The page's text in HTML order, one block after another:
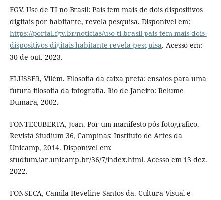
FGV. Uso de TI no Brasil: País tem mais de dois dispositivos
digitais por habitante, revela pesquisa. Disponível em:
https://portal.fgv.br/noticias/uso-ti-brasil-pais-tem-mais-dois-
dispositivos-digitais-habitante-revela-pesquisa. Acesso em:
30 de out. 2023.
FLUSSER, Vilém. Filosofia da caixa preta: ensaios para uma
futura filosofia da fotografia. Rio de Janeiro: Relume
Dumará, 2002.
FONTECUBERTA, Joan. Por um manifesto pós-fotográfico.
Revista Studium 36, Campinas: Instituto de Artes da
Unicamp, 2014. Disponível em:
studium.iar.unicamp.br/36/7/index.html. Acesso em 13 dez.
2022.
FONSECA, Camila Heveline Santos da. Cultura Visual e